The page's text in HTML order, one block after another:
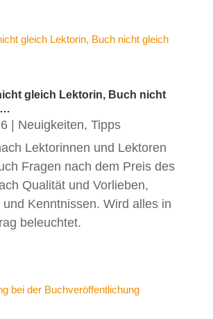
gleich Lektorin, Buch nicht
…
| Neuigkeiten, Tipps
Lektorinnen und Lektoren
Fragen nach dem Preis des
Qualität und Vorlieben,
Kenntnissen. Wird alles in
beleuchtet.